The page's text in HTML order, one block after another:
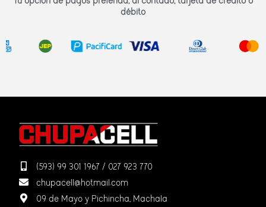
débito
(593) 99 301 1967 / 027 923 770
chupacell@hotmail.com
09 de Mayo y Pichincha, Machala